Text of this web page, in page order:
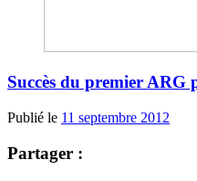
Succès du premier ARG
Publié le 11 septembre 2012
Partager :